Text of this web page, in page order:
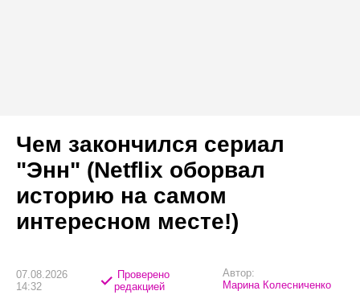
Чем закончился сериал
"Энн" (Netflix оборвал
историю на самом
интересном месте!)
07.08.2026
14:32
Проверено
редакцией
Автор:
Марина Колесниченко